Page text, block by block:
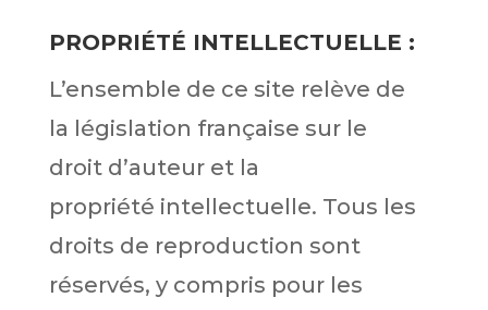
PROPRIÉTÉ INTELLECTUELLE :
L’ensemble de ce site relève de
la législation française sur le
droit d’auteur et la
propriété intellectuelle. Tous les
droits de reproduction sont
réservés, y compris pour les